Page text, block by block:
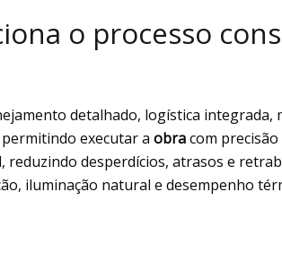
o processo
detalhado, logística integrada,
executar a obracom
reduzindo desperdícios, atrasos e
iluminação natural e desempenho